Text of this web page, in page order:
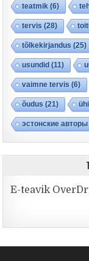
teatmik (6)
tervis (28)
tõlkekirjandus (25)
usundid (11)
vaimne tervis (6)
õudus (21)
эстонские
E-teavik